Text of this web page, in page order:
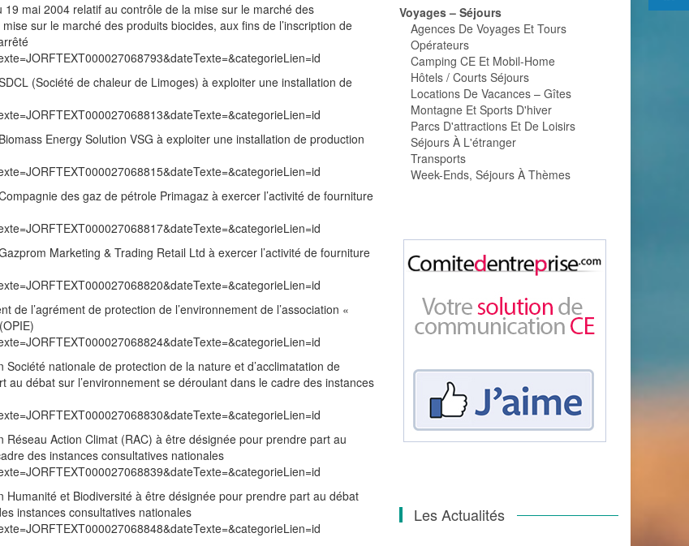
mai 2004 relatif au contrôle de la mise sur le marché des
sur le marché des produits biocides, aux fins de l’inscription de
(Société de chaleur de Limoges) à exploiter une installation de
Energy Solution VSG à exploiter une installation de production
des gaz de pétrole Primagaz à exercer l’activité de fourniture
Marketing & Trading Retail Ltd à exercer l’activité de fourniture
l’agrément de protection de l’environnement de l’association «
nationale de protection de la nature et d’acclimatation de
débat sur l’environnement se déroulant dans le cadre des instances
Réseau Action Climat (RAC) à être désignée pour prendre part au
des instances consultatives nationales
Humanité et Biodiversité à être désignée pour prendre part au débat
instances consultatives nationales
Voyages – Séjours
Agences De Voyages Et Tours
Opérateurs
Camping CE Et Mobil-Home
Hôtels / Courts Séjours
Locations De Vacances – Gîtes
Montagne Et Sports D'hiver
Parcs D'attractions Et De Loisirs
Séjours À L'étranger
Transports
Week-Ends, Séjours À Thèmes
Les Actualités